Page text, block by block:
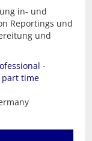
in- und
Reportings und
und
-
part time